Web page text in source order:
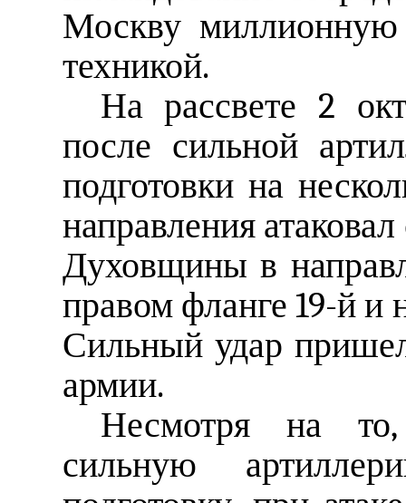
Москву
техникой.
На рассвете 2
после сильной
подготовки на
направления
Духовщины в
правом фланге 19-й и
Сильный удар
армии.
Несмотря на
сильную